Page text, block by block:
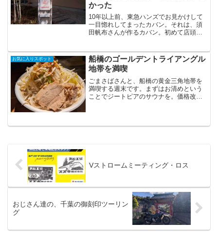
かった
10年以上前、東急ハンズでお見かけして
一目惚れしてまったカバン。それは、須
田帆布さんが作るカバン。初めて店頭で
かけるんだろう」という、何か直観めい
たものを感じたコト、今...
お気に入りスポット
船橋のゴールデントライアングル
地帯を満喫
ごまさばさんと、船橋の黄金三角地帯を
満喫する週末です。まずはお清めという
ことでジートピアのサウナを。価格改定
と。きっちりとサウ...
Vストロームミーティング・ロス
おじさん達の、千葉の御刻印ツーリン
グ